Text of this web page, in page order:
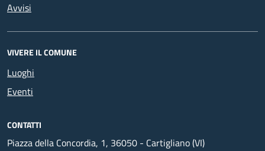
Avvisi
VIVERE IL COMUNE
Luoghi
Eventi
CONTATTI
Piazza della Concordia, 1, 36050 - Cartigliano (VI)